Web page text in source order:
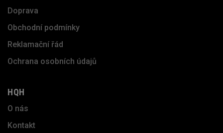
Doprava
Obchodní podmínky
Reklamační řád
Ochrana osobních údajů
HQH
O nás
Kontakt